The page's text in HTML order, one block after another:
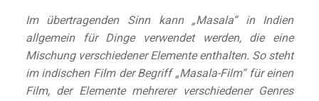
Im übertragenden Sinn kann „Masala“ in Indien
allgemein für Dinge verwendet werden, die eine
Mischung verschiedener Elemente enthalten. So steht
im indischen Film der Begriff „Masala-Film“ für einen
Film, der Elemente mehrerer verschiedener Genres